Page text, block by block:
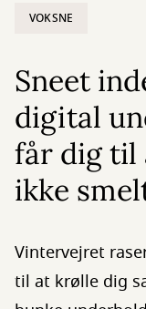
VOKSNE
Sneet
digital
får dig til
ikke
Vintervejret
til at krølle dig